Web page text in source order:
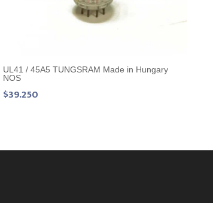
UL41 / 45A5 TUNGSRAM Made in Hungary
NOS
$39.250